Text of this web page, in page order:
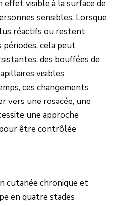
effet visible à la surface de
sensibles. Lorsque
réactifs ou restent
cela peut
des bouffées de
visibles
ces changements
vers une rosacée, une
une approche
être contrôlée
cutanée chronique et
en quatre stades